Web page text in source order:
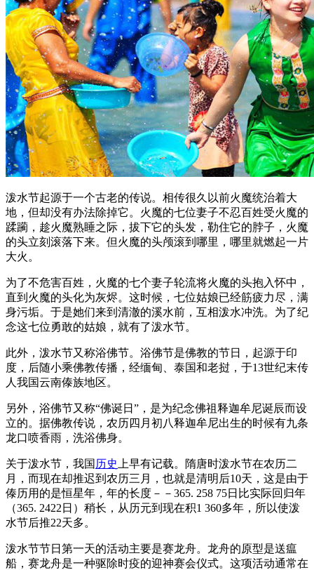
泼水节起源于一个古老的传说。相传很久以前火魔统治着大
地，但却没有办法除掉它。火魔的七位妻子不忍百姓受火魔的
蹂躏，趁火魔熟睡之际，拔下它的头发，勒住它的脖子，火魔
的头立刻滚落下来。但火魔的头颅滚到哪里，哪里就燃起一片
大火。
为了不危害百姓，火魔的七个妻子轮流将火魔的头抱入怀中，
直到火魔的头化为灰烬。这时候，七位姑娘已经筋疲力尽，满
身污垢。于是她们来到清澈的溪水前，互相泼水冲洗。为了纪
念这七位勇敢的姑娘，就有了泼水节。
此外，泼水节又称浴佛节。浴佛节是佛教的节日，起源于印
度，后随小乘佛教传播，经缅甸、泰国和老挝，于13世纪末传
人我国云南傣族地区。
另外，浴佛节又称“佛诞日”，是为纪念佛祖释迦牟尼诞辰而设
立的。据佛教传说，农历四月初八释迦牟尼出生的时候有九条
龙口喷香雨，洗浴佛身。
关于泼水节，我国 历史 上早有记载。隋唐时泼水节在农历二
月，而现在却推迟到农历三月，也就是清明后10天，这是由于
傣历用的是恒星年，年的长度－－365. 258 75日比实际回归年
（365. 2422日）稍长，从历元到现在积1 360多年，所以使泼
水节后推22天多。
泼水节节日第一天的活动主要是赛龙舟。龙舟的原型是送瘟
船，赛龙舟是一种驱除时疫的迎神赛会仪式。这项活动通常在